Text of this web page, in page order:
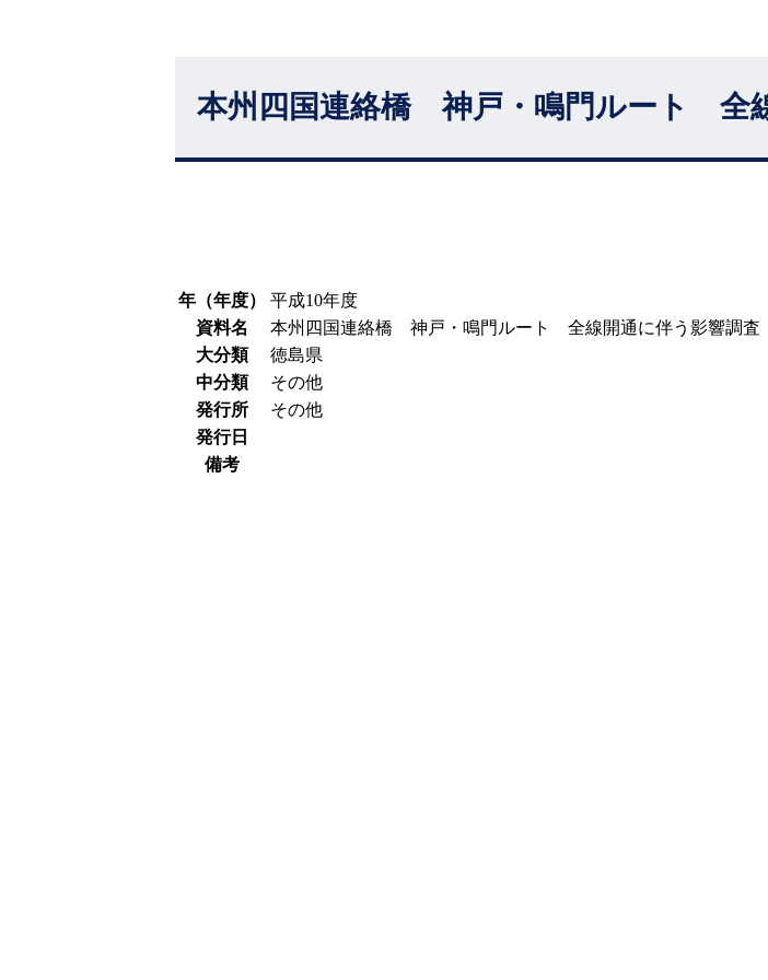
本州四国連絡橋 神戸・鳴門ルート 全
年（年度）
平成10年度
資料名
本州四国連絡橋 神戸・鳴門ルート 全線開通に伴う影響調査
大分類
徳島県
中分類
その他
発行所
その他
発行日
備考